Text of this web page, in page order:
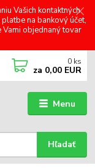
Vašich kontaktných
na bankový účet,
Vami objednaný tovar
Menu
Hľadať
0 ks
za 0,00 EUR